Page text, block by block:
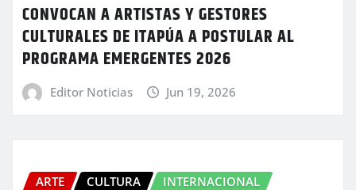
CONVOCAN A ARTISTAS Y GESTORES
CULTURALES DE ITAPÚA A POSTULAR AL
PROGRAMA EMERGENTES 2026
Editor Noticias Jun 19, 2026
ARTE CULTURA
INTERNACIONAL